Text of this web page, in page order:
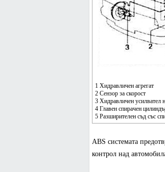
1 Хидравличен агрегат
2 Сензор за скорост
3 Хидравличен усилвател
4 Главен спирачен
5 Разширителен съд със
ABS системата
контрол над